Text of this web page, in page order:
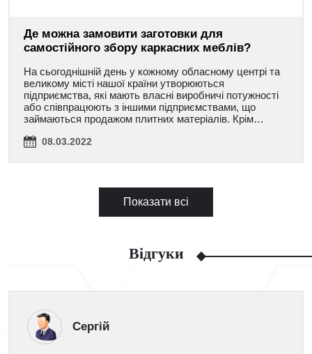
Де можна замовити заготовки для
самостійного збору каркасних меблів?
На сьогоднішній день у кожному обласному центрі та
великому місті нашої країни утворюються
підприємства, які мають власні виробничі потужності
або співпрацюють з іншими підприємствами, що
займаються продажом плитних матеріалів. Крім…
08.03.2022
Показати всі
Відгуки
Сергій